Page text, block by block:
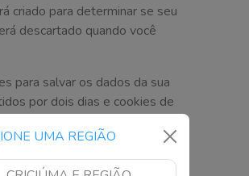
UMA REGIÃO
criado para determinar se seu
descartado quando você
para salvar os dados da sua
por dois dias e cookies de
será mantido por duas
removidos.
navegador. Este cookie